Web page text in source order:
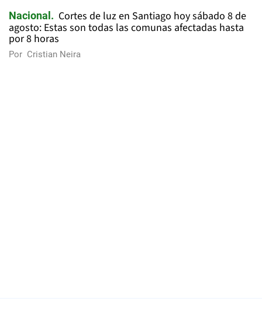
Nacional
Cortes de luz en Santiago hoy sábado 8 de
agosto: Estas son todas las comunas afectadas hasta
por 8 horas
Por Cristian Neira